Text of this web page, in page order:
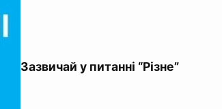
Зазвичай у питанні “Різне”